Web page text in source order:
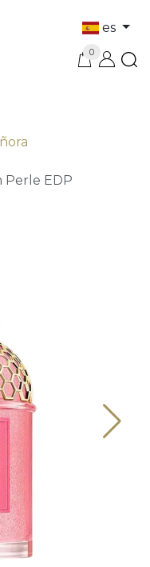
es
0
Perle EDP